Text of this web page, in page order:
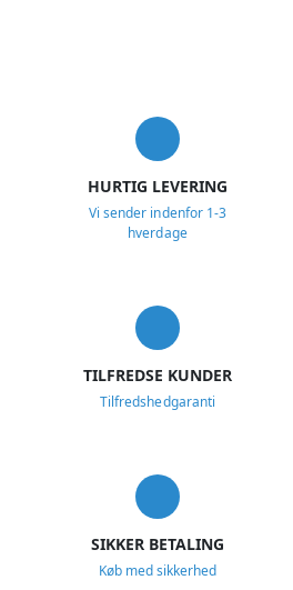
HURTIG LEVERING
Vi sender indenfor 1-3
hverdage
TILFREDSE KUNDER
Tilfredshedgaranti
SIKKER BETALING
Køb med sikkerhed